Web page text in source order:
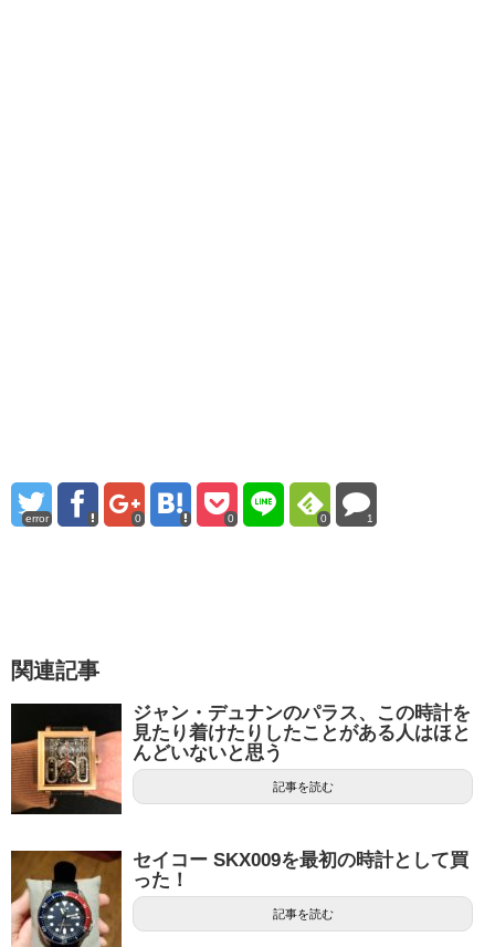
error 0 0 0 1
関連記事
ジャン・デュナンのパラス、この時計を
見たり着けたりしたことがある人はほと
んどいないと思う
記事を読む
セイコー SKX009を最初の時計として買
った！
記事を読む